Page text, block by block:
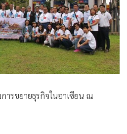
ารขยายธุรกิจในอาเซียน ณ